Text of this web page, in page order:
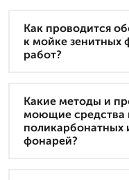
Как проводится
к мойке зенитных
работ?
Какие методы и
моющие средства
поликарбонатных
фонарей?